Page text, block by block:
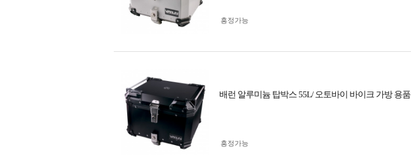
흥정가능
배런 알루미늄 탑박스 55L/ 오토바이 바이크 가방 용품
흥정가능